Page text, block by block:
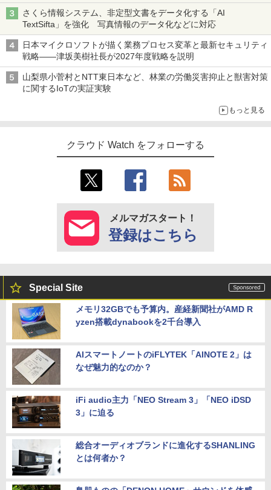
さくら情報システム、非定型文書をデータ化する「AI
TextSifta」を強化 写真情報のデータ化などに対応
日本マイクロソフトが描く業務プロセス変革と最新セキュリティ
戦略――津坂美樹社長が2027年度戦略を説明
山梨県小菅村とNTT東日本など、林業の労働災害抑止と獣害対策
に関するIoTの実証実験
もっと見る
クラウド Watch をフォローする
メルマガスタート！
登録はこちら
Special Site
メモリ32GBでも予算内。産経新聞社がAMD R
yzen搭載dynabookを2千台導入
AIスマートノートのiFLYTEK「AINOTE 2」は
なぜ魅力的なのか？
iFi audio主力「NEO Stream 3」「NEO iDSD
3」に迫る
総合オーディオブランドに進化するSHANLING
とは何者か？